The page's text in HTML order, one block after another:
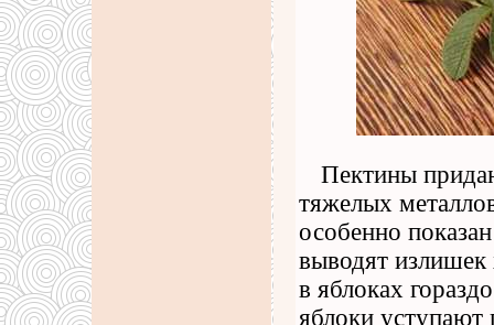
Пектины
тяжелых
особенно
выводят излишек
в яблоках
яблоки уступают